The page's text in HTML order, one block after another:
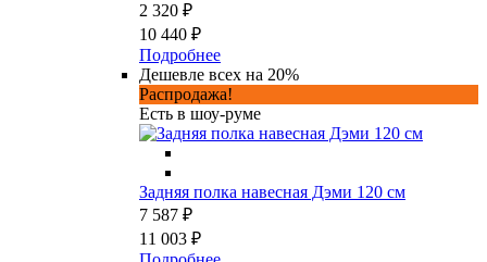
2 320 ₽
10 440 ₽
Подробнее
Дешевле всех на 20%
Распродажа!
Есть в шоу-руме
Задняя полка навесная Дэми 120 см
7 587 ₽
11 003 ₽